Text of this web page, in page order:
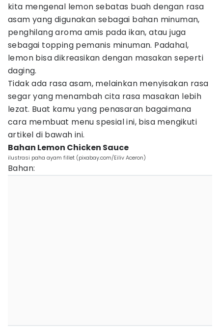
kita mengenal lemon sebatas buah dengan rasa
asam yang digunakan sebagai bahan minuman,
penghilang aroma amis pada ikan, atau juga
sebagai topping pemanis minuman. Padahal,
lemon bisa dikreasikan dengan masakan seperti
daging.
Tidak ada rasa asam, melainkan menyisakan rasa
segar yang menambah cita rasa masakan lebih
lezat. Buat kamu yang penasaran bagaimana
cara membuat menu spesial ini, bisa mengikuti
artikel di bawah ini.
Bahan Lemon Chicken Sauce
ilustrasi paha ayam fillet (pixabay.com/Eiliv Aceron)
Bahan: